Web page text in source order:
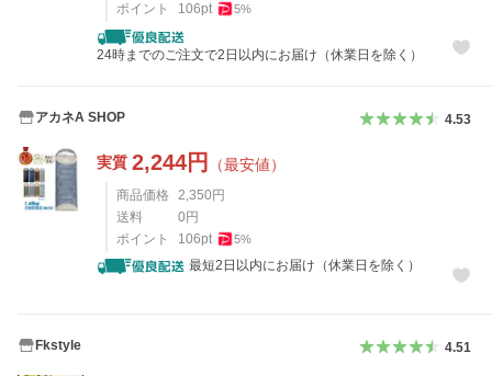
ポイント
106pt 5%
24時までのご注文で2日以内にお届け（休業日を除く）
アカネA SHOP 4.53
実質 2,244円 （最安値）
商品価格 2,350円
送料
0円
ポイント
106pt 5%
最短2日以内にお届け（休業日を除く）
Fkstyle 4.51